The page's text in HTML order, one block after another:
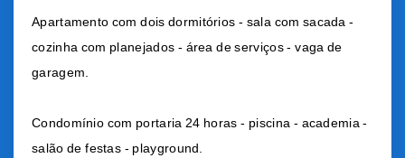
Apartamento com dois dormitórios - sala com sacada -
cozinha com planejados - área de serviços - vaga de
garagem.
Condomínio com portaria 24 horas - piscina - academia -
salão de festas - playground.